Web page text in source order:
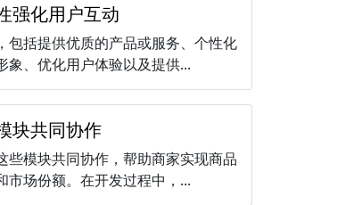
强化用户互动
包括提供优质的产品或服务、个性化
象、优化用户体验以及提供...
块共同协作
模块共同协作，帮助商家实现商品
市场份额。在开发过程中，...